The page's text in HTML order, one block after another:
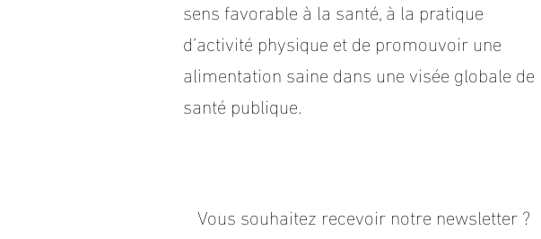
sens favorable à la santé, à la pratique
d’activité physique et de promouvoir une
alimentation saine dans une visée globale de
santé publique.
Vous souhaitez recevoir notre newsletter ?